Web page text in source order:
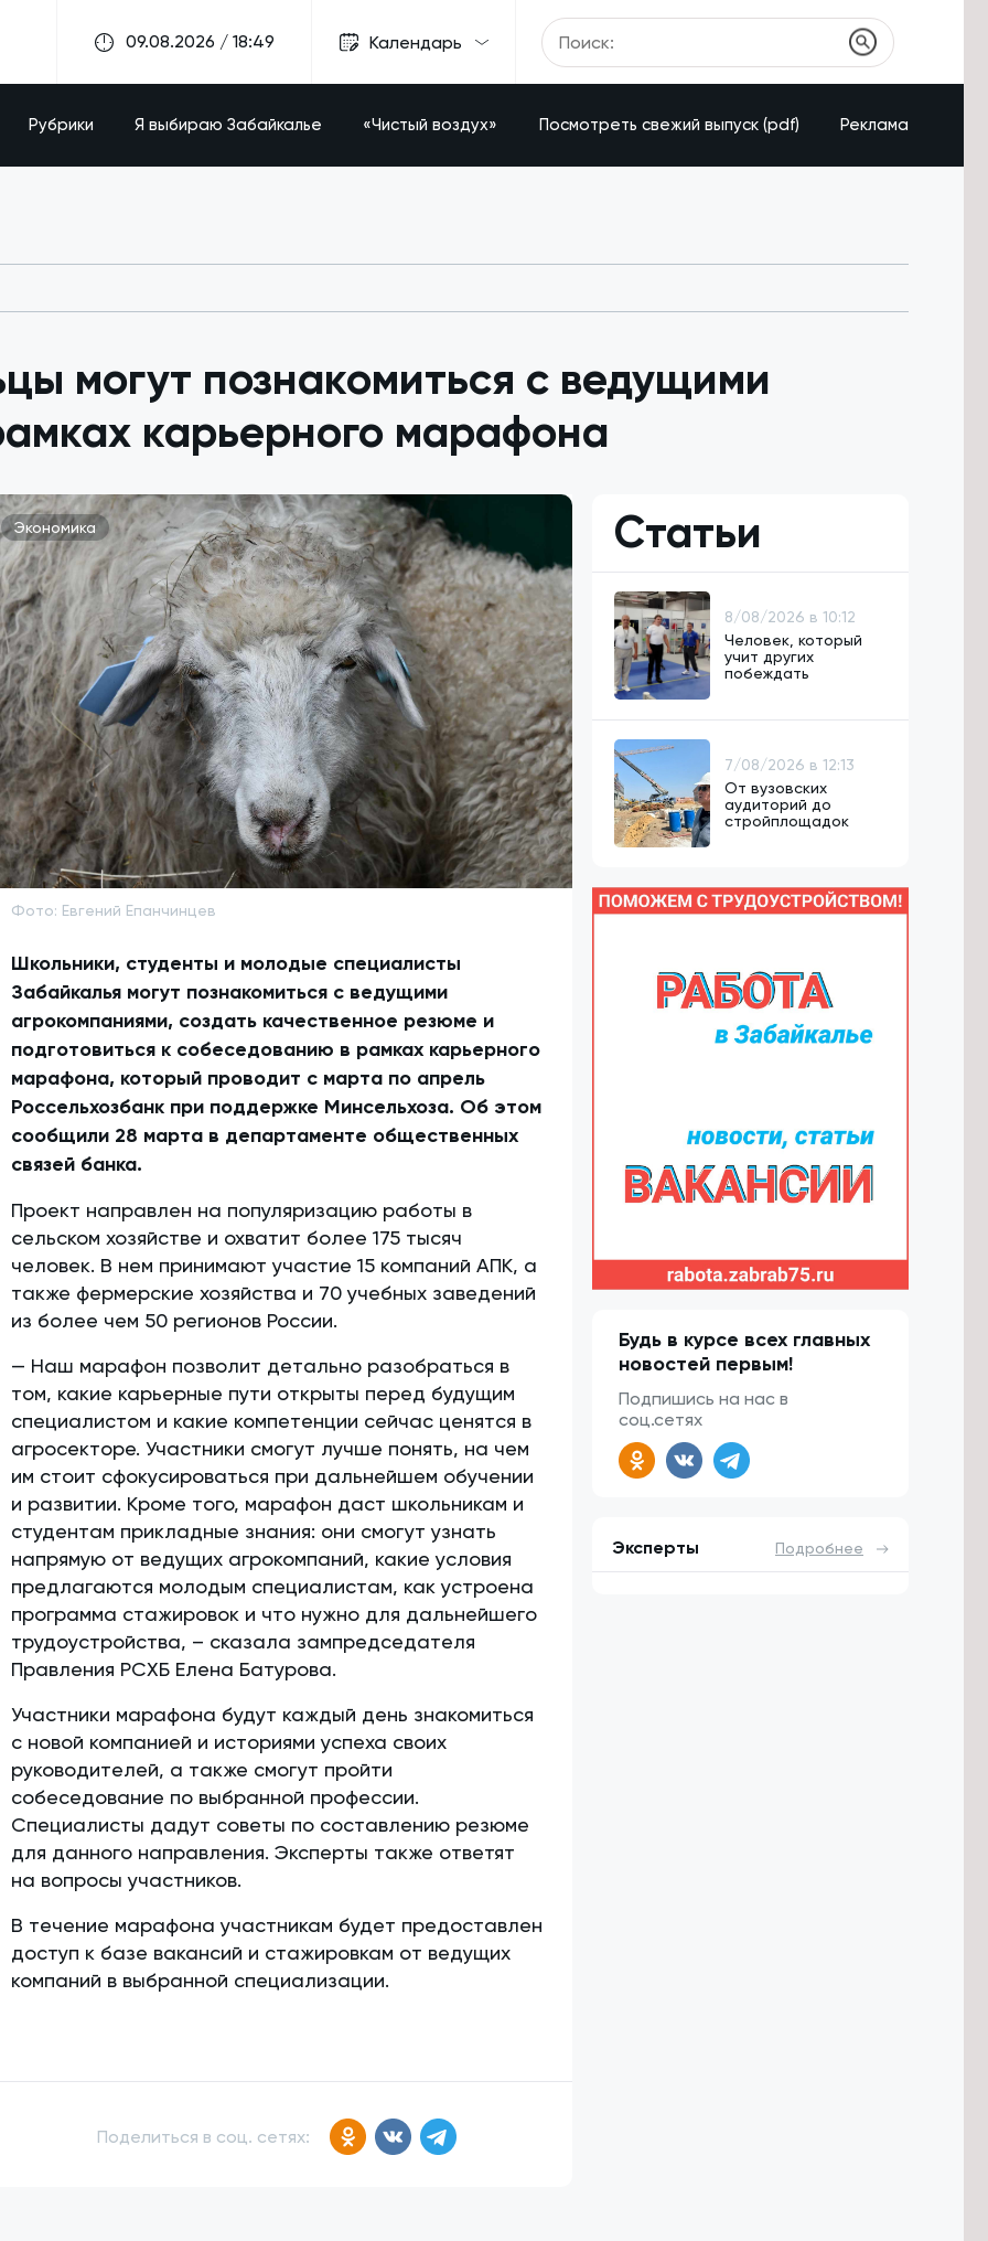
09.08.2026 / 18:49 Календарь
Рубрики Я выбираю Забайкалье «Чистый воздух» Посмотреть свежий выпуск (pdf) Реклама
могут познакомиться с ведущими
карьерного марафона
Экономика
Фото: Евгений Епанчинцев
Школьники, студенты и молодые специалисты
Забайкалья могут познакомиться с ведущими
агрокомпаниями, создать качественное резюме и
подготовиться к собеседованию в рамках карьерного
марафона, который проводит с марта по апрель
Россельхозбанк при поддержке Минсельхоза. Об этом
сообщили 28 марта в департаменте общественных
связей банка.
Проект направлен на популяризацию работы в
сельском хозяйстве и охватит более 175 тысяч
человек. В нем принимают участие 15 компаний АПК, а
также фермерские хозяйства и 70 учебных заведений
из более чем 50 регионов России.
— Наш марафон позволит детально разобраться в
том, какие карьерные пути открыты перед будущим
специалистом и какие компетенции сейчас ценятся в
агросекторе. Участники смогут лучше понять, на чем
им стоит сфокусироваться при дальнейшем обучении
и развитии. Кроме того, марафон даст школьникам и
студентам прикладные знания: они смогут узнать
напрямую от ведущих агрокомпаний, какие условия
предлагаются молодым специалистам, как устроена
программа стажировок и что нужно для дальнейшего
трудоустройства, – сказала зампредседателя
Правления РСХБ Елена Батурова.
Участники марафона будут каждый день знакомиться
с новой компанией и историями успеха своих
руководителей, а также смогут пройти
собеседование по выбранной профессии.
Специалисты дадут советы по составлению резюме
для данного направления. Эксперты также ответят
на вопросы участников.
В течение марафона участникам будет предоставлен
доступ к базе вакансий и стажировкам от ведущих
компаний в выбранной специализации.
Поделиться в соц. сетях:
Статьи
8/08/2026 в 10:12
Человек, который
учит других
побеждать
7/08/2026 в 12:13
От вузовских
аудиторий до
стройплощадок
Будь в курсе всех главных
новостей первым!
Подпишись на нас в
соц.сетях
Эксперты Подробнее